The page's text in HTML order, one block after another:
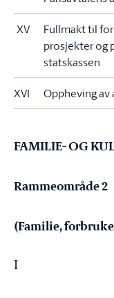
XV
Fullmakt til
prosjekter og
statskassen
XVI Oppheving
FAMILIE- OG
Rammeområde 2
(Familie,
I